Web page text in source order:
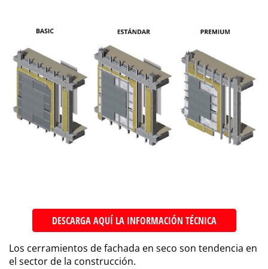
DESCARGA AQUÍ LA INFORMACIÓN TÉCNICA
Los cerramientos de fachada en seco son tendencia en
el sector de la construcción.